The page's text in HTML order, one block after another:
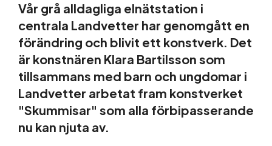
Guider och tips
Om oss
Vår grå alldagliga elnätstation i
centrala Landvetter har genomgått en
förändring och blivit ett konstverk. Det
är konstnären Klara Bartilsson som
tillsammans med barn och ungdomar i
Landvetter arbetat fram konstverket
"Skummisar" som alla förbipasserande
nu kan njuta av.